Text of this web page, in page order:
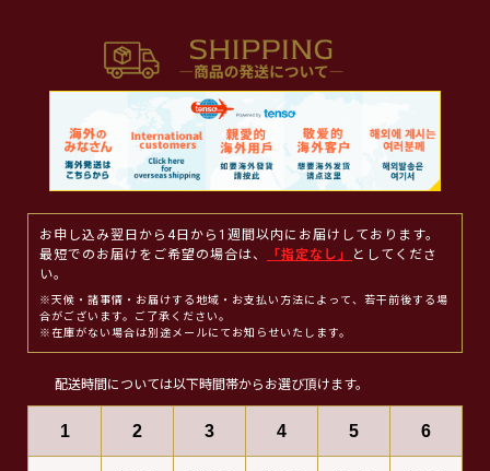
お申し込み翌日から4日から1週間以内にお届けしております。
最短でのお届けをご希望の場合は、
「指定なし」
としてくださ
い。
※天候・諸事情・お届けする地域・お支払い方法によって、若干前後する場
合がございます。ご了承ください。
※在庫がない場合は別途メールにてお知らせいたします。
配送時間については以下時間帯からお選び頂けます。
1 2 3 4 5 6